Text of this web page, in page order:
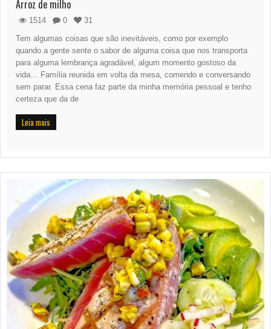
Arroz de milho
1514 0
31
Tem algumas coisas que são inevitáveis, como por exemplo
quando a gente sente o sabor de alguma coisa que nos transporta
para alguma lembrança agradável, algum momento gostoso da
vida… Família reunida em volta da mesa, comendo e conversando
sem parar. Essa cena faz parte da minha memória pessoal e tenho
certeza que da de
Leia mais